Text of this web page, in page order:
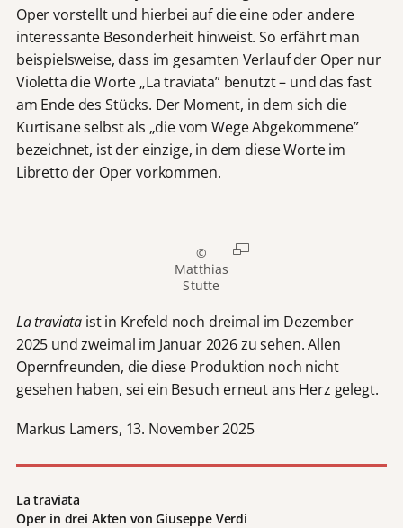
Oper vorstellt und hierbei auf die eine oder andere
interessante Besonderheit hinweist. So erfährt man
beispielsweise, dass im gesamten Verlauf der Oper nur
Violetta die Worte „La traviata” benutzt – und das fast
am Ende des Stücks. Der Moment, in dem sich die
Kurtisane selbst als „die vom Wege Abgekommene”
bezeichnet, ist der einzige, in dem diese Worte im
Libretto der Oper vorkommen.
©
Matthias
Stutte
La traviata ist in Krefeld noch dreimal im Dezember
2025 und zweimal im Januar 2026 zu sehen. Allen
Opernfreunden, die diese Produktion noch nicht
gesehen haben, sei ein Besuch erneut ans Herz gelegt.
Markus Lamers, 13. November 2025
La traviata
Oper in drei Akten von Giuseppe Verdi